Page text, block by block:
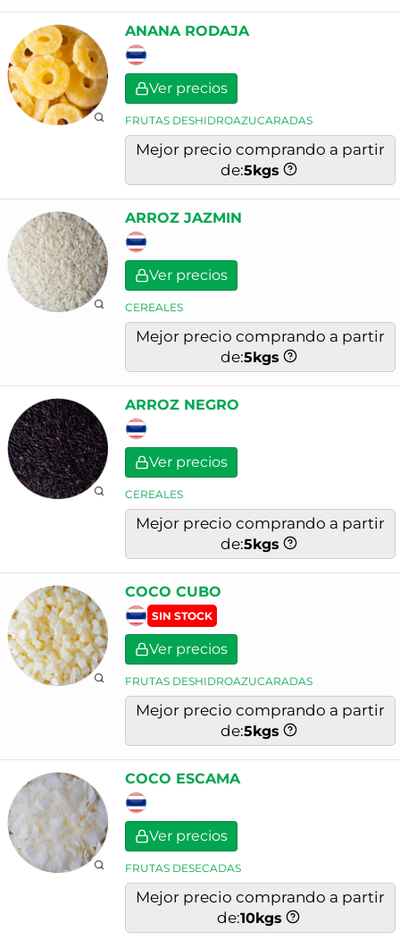
ANANA RODAJA
Ver precios
FRUTAS DESHIDROAZUCARADAS
Mejor precio comprando a partir
de:5kgs
ARROZ JAZMIN
Ver precios
CEREALES
Mejor precio comprando a partir
de:5kgs
ARROZ NEGRO
Ver precios
CEREALES
Mejor precio comprando a partir
de:5kgs
COCO CUBO
SIN STOCK
Ver precios
FRUTAS DESHIDROAZUCARADAS
Mejor precio comprando a partir
de:5kgs
COCO ESCAMA
Ver precios
FRUTAS DESECADAS
Mejor precio comprando a partir
de:10kgs